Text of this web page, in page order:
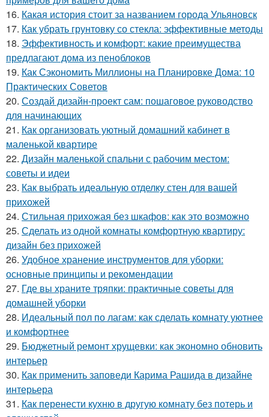
16. Какая история стоит за названием города Ульяновск
17. Как убрать грунтовку со стекла: эффективные методы
18. Эффективность и комфорт: какие преимущества
предлагают дома из пеноблоков
19. Как Сэкономить Миллионы на Планировке Дома: 10
Практических Советов
20. Создай дизайн-проект сам: пошаговое руководство
для начинающих
21. Как организовать уютный домашний кабинет в
маленькой квартире
22. Дизайн маленькой спальни с рабочим местом:
советы и идеи
23. Как выбрать идеальную отделку стен для вашей
прихожей
24. Стильная прихожая без шкафов: как это возможно
25. Сделать из одной комнаты комфортную квартиру:
дизайн без прихожей
26. Удобное хранение инструментов для уборки:
основные принципы и рекомендации
27. Где вы храните тряпки: практичные советы для
домашней уборки
28. Идеальный пол по лагам: как сделать комнату уютнее
и комфортнее
29. Бюджетный ремонт хрущевки: как экономно обновить
интерьер
30. Как применить заповеди Карима Рашида в дизайне
интерьера
31. Как перенести кухню в другую комнату без потерь и